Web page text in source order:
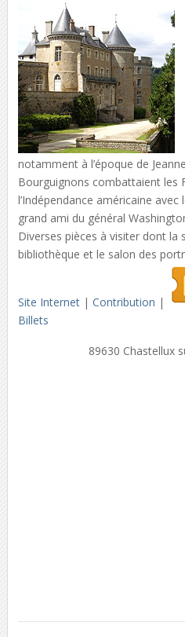
notamment à l’époque de
Bourguignons combattaient les
l’Indépendance américaine
grand ami du général
Diverses pièces à visiter dont la
bibliothèque et le salon des
Site Internet| Contribution |
Billets
89630 Chastellux